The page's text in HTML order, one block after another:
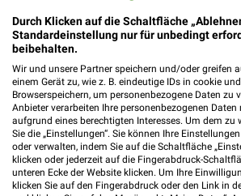
Durch Klicken auf die Schaltfläche
Standardeinstellung nur für unbedingt
beibehalten.
Wir und unsere Partner speichern und/oder greifen
einem Gerät zu, wie z. B. eindeutige IDs in cookie
Browserspeichern, um personenbezogene Daten zu
Anbieter verarbeiten Ihre personenbezogenen
aufgrund eines berechtigten Interesses. Um dem zu
Sie die „Einstellungen“. Sie können Ihre
oder verwalten, indem Sie auf die Schaltfläche
klicken oder jederzeit auf die Fingerabdruck-
unteren Ecke der Website klicken. Um Ihre
klicken Sie auf den Fingerabdruck oder den Link in